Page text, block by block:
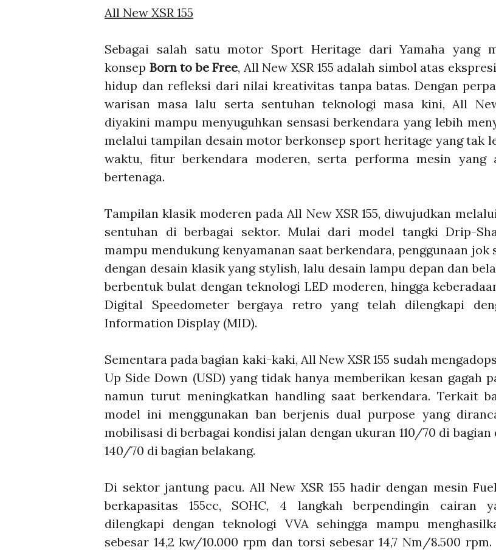
All New XSR 155
Sebagai salah satu motor Sport Heritage dari Yamaha yang
konsep Born to be Free, All New XSR 155 adalah simbol atas
hidup dan refleksi dari nilai kreativitas tanpa batas. Dengan
warisan masa lalu serta sentuhan teknologi masa kini, All
diyakini mampu menyuguhkan sensasi berkendara yang lebih
melalui tampilan desain motor berkonsep sport heritage yang tak
waktu, fitur berkendara moderen, serta performa mesin yang
bertenaga.
Tampilan klasik moderen pada All New XSR 155, diwujudkan
sentuhan di berbagai sektor. Mulai dari model tangki Drip-
mampu mendukung kenyamanan saat berkendara, penggunaan jok
dengan desain klasik yang stylish, lalu desain lampu depan dan
berbentuk bulat dengan teknologi LED moderen, hingga
Digital Speedometer bergaya retro yang telah dilengkapi
Information Display (MID).
Sementara pada bagian kaki-kaki, All New XSR 155 sudah
Up Side Down (USD) yang tidak hanya memberikan kesan gagah
namun turut meningkatkan handling saat berkendara. Terkait
model ini menggunakan ban berjenis dual purpose yang
mobilisasi di berbagai kondisi jalan dengan ukuran 110/70 di bagian
140/70 di bagian belakang.
Di sektor jantung pacu. All New XSR 155 hadir dengan mesin
berkapasitas 155cc, SOHC, 4 langkah berpendingin cairan
dilengkapi dengan teknologi VVA sehingga mampu
sebesar 14,2 kw/10.000 rpm dan torsi sebesar 14,7 Nm/8.500